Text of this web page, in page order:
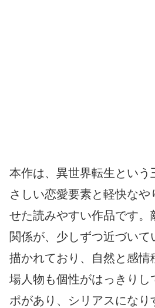
本作は、異世界転生という
さしい恋愛要素と軽快なや
せた読みやすい作品です。
関係が、少しずつ近づいて
描かれており、自然と感情
場人物も個性がはっきりし
ポがあり、シリアスになり